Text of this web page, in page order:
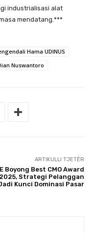
industrialisasi alat
mendatang.***
Hama UDINUS
Nuswantoro
ARTIKULLI TJETËR
Boyong Best CMO Award
2025, Strategi Pelanggan
Kunci Dominasi Pasar